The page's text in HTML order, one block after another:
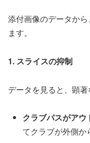
添付画像のデータから、
ます。
1. スライスの抑制
データを見ると 、 顕著
クラブパスがアウ
てクラブが外側か